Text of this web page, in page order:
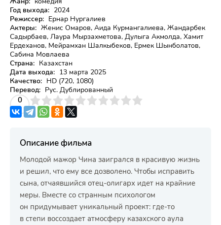
Год выхода: 2024
Режиссер: Ернар Нургалиев
Актеры: Женис Омаров, Аида Курмангалиева, Жандарбек
Садырбаев, Лаура Мырзахметова, Дулыга Акмолда, Хамит
Ердеханов, Мейрамхан Шалкыбеков, Ермек Шынболатов,
Сабина Мовлаева
Страна: Казахстан
Дата выхода: 13 марта 2025
Качество: HD (720, 1080)
Перевод: Рус. Дублированный
0
4 5 6 7 8 9 10
Описание фильма
Молодой мажор Чина заигрался в красивую жизнь
и решил, что ему все дозволено. Чтобы исправить
сына, отчаявшийся отец-олигарх идет на крайние
меры. Вместе со странным психологом
он придумывает уникальный проект: где-то
в степи воссоздает атмосферу казахского аула